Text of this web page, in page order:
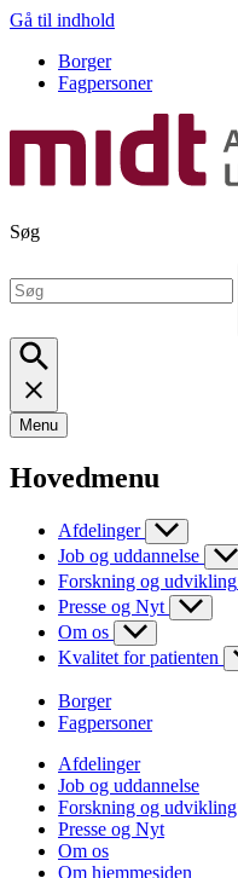
Gå til indhold
Borger
Fagpersoner
Søg
Menu
Hovedmenu
Afdelinger
Job og uddannelse
Forskning og udvikling
Presse og Nyt
Om os
Kvalitet for patienten
Borger
Fagpersoner
Afdelinger
Job og uddannelse
Forskning og udvikling
Presse og Nyt
Om os
Om hjemmesiden